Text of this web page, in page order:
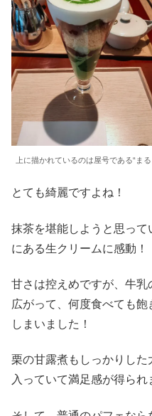
上に描かれているのは屋号である“まる
とても綺麗ですよね！
抹茶を堪能しようと思っ
にある生クリームに感動！
甘さは控えめですが、牛
広がって、何度食べても
しまいました！
栗の甘露煮もしっかりし
入っていて満足感が得られ